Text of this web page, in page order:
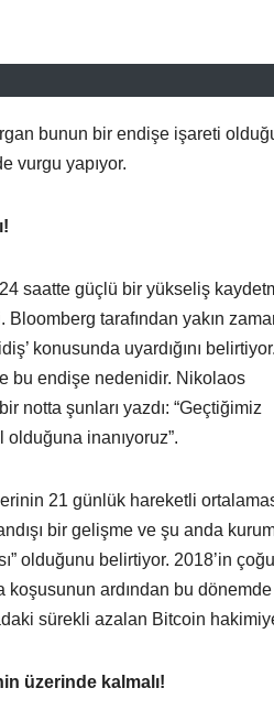
bunun bir endişe işareti
vurgu yapıyor.
saatte güçlü bir yükseliş
tarafından yakın
konusunda uyardığını
bu endişe nedenidir. Nikolaos
notta şunları yazdı: “Geçtiğimiz
inanıyoruz”.
21 günlük hareketli
bir gelişme ve şu anda
olduğunu belirtiyor. 2018’in
ardından bu
sürekli azalan Bitcoin
üzerinde kalmalı!